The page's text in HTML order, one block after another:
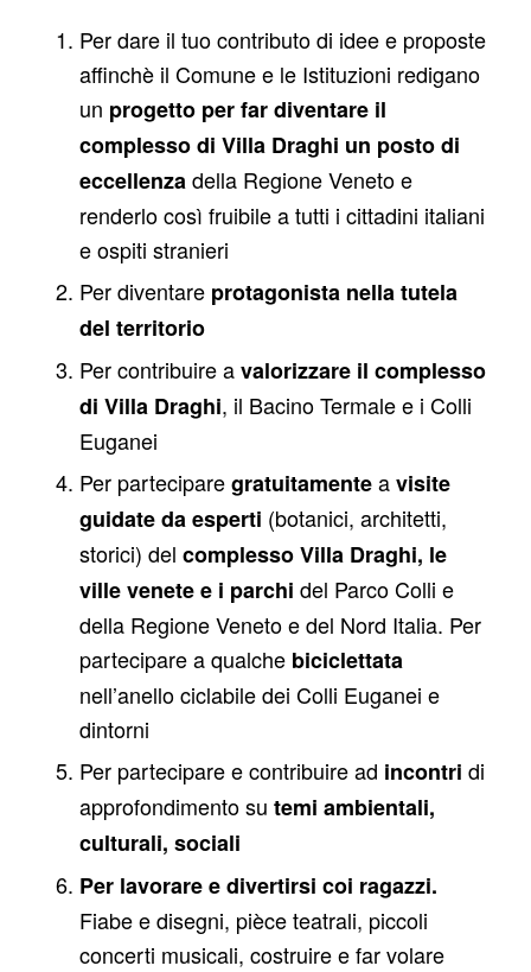
Per dare il tuo contributo di idee e proposte
affinchè il Comune e le Istituzioni redigano
un progetto per far diventare il
complesso di Villa Draghi un posto di
eccellenza della Regione Veneto e
renderlo così fruibile a tutti i cittadini italiani
e ospiti stranieri
Per diventare protagonista nella tutela
del territorio
Per contribuire avalorizzare il complesso
di Villa Draghi, il Bacino Termale e i Colli
Euganei
Per parteciparegratuitamenteavisite
guidate da esperti (botanici, architetti,
storici) del complesso Villa Draghi, le
ville venete e i parchi del Parco Colli e
della Regione Veneto e del Nord Italia. Per
partecipare a qualche biciclettata
nell’anello ciclabile dei Colli Euganei e
dintorni
Per partecipare e contribuire ad incontri di
approfondimento su temi ambientali,
culturali, sociali
Per lavorare e divertirsi coi ragazzi.
Fiabe e disegni, pièce teatrali, piccoli
concerti musicali, costruire e far volare